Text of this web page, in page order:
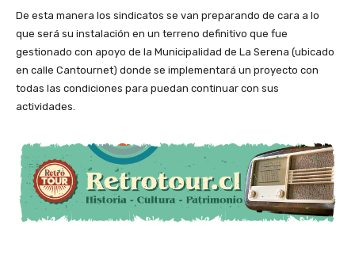
De esta manera los sindicatos se van preparando de cara a lo
que será su instalación en un terreno definitivo que fue
gestionado con apoyo de la Municipalidad de La Serena (ubicado
en calle Cantournet) donde se implementará un proyecto con
todas las condiciones para puedan continuar con sus
actividades.